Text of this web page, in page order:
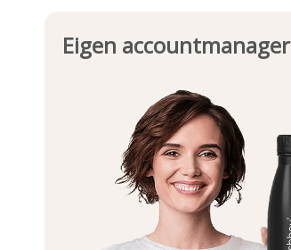
Eigen accountmanager